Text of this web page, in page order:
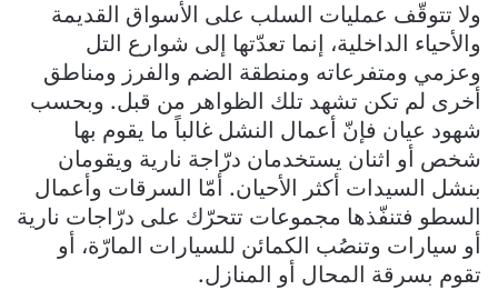
ولا تتوقّف عمليات السلب على الأسواق القديمة
والأحياء الداخلية، إنما تعدّتها إلى شوارع التل
وعزمي ومتفرعاته ومنطقة الضم والفرز ومناطق
أخرى لم تكن تشهد تلك الظواهر من قبل. وبحسب
شهود عيان فإنّ أعمال النشل غالباً ما يقوم بها
شخص أو اثنان يستخدمان درّاجة نارية ويقومان
بنشل السيدات أكثر الأحيان. أمّا السرقات وأعمال
السطو فتنفّذها مجموعات تتحرّك على درّاجات نارية
أو سيارات وتنصُب الكمائن للسيارات المارّة، أو
تقوم بسرقة المحال أو المنازل.